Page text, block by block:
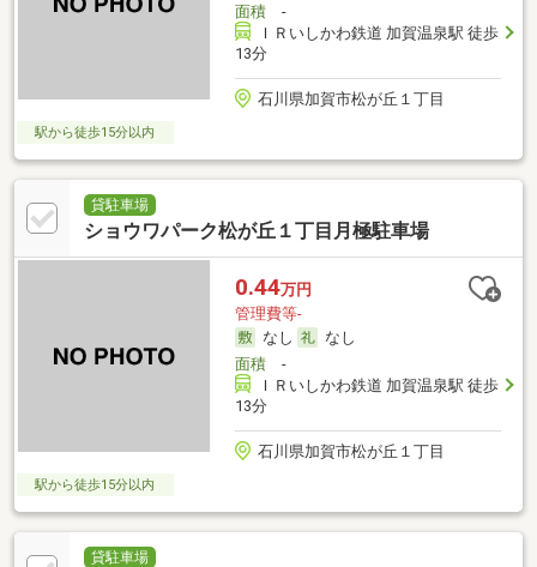
面積-
ＩＲいしかわ鉄道 加賀温泉駅 徒歩
13分
石川県加賀市松が丘１丁目
駅から徒歩15分以内
貸駐車場
ショウワパーク松が丘１丁目月極駐車場
0.44万円
管理費等-
なし
なし
面積-
ＩＲいしかわ鉄道 加賀温泉駅 徒歩
13分
石川県加賀市松が丘１丁目
駅から徒歩15分以内
貸駐車場